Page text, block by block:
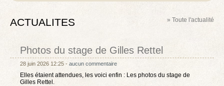
ACTUALITES » Toute l'actualité
Photos du stage de Gilles Rettel
28 juin 2026 12:25 - aucun commentaire
Elles étaient attendues, les voici enfin : Les photos du stage de
Gilles Rettel.